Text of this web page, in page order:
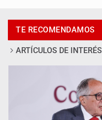
en Oblatos
TE RECOMENDAMOS
ARTÍCULOS DE INTERÉS